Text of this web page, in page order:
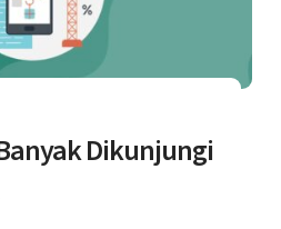
Dikunjungi